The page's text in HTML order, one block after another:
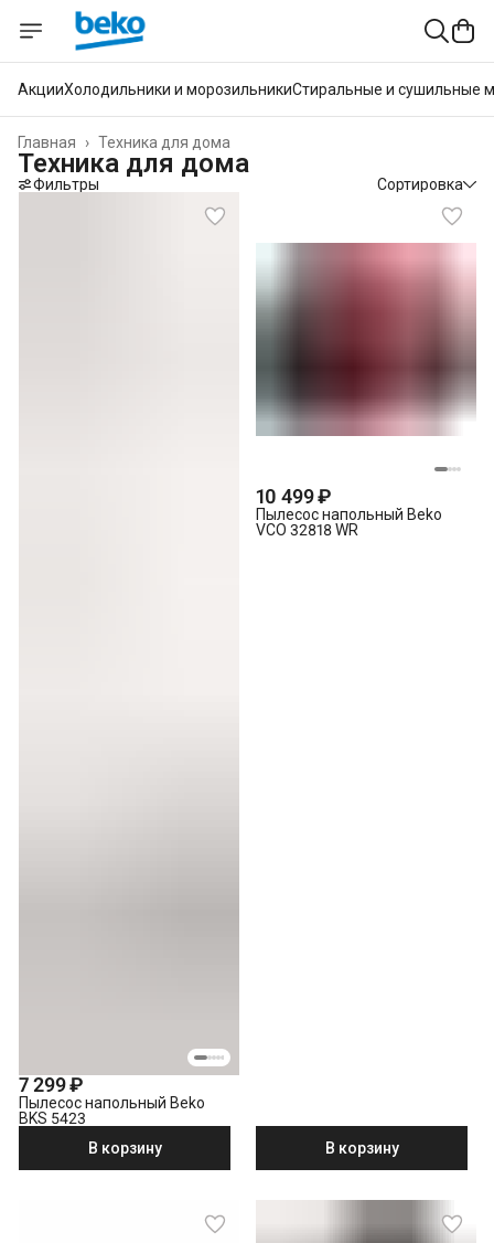
АкцииХолодильники и морозильникиСтиральные и сушильные
Техника для дома
Главная ›
Техника для дома
Фильтры Сортировка
7 299 ₽
Пылесос напольный Beko
BKS 5423
В корзину
10 499 ₽
Пылесос напольный Beko
VCO 32818 WR
В корзину